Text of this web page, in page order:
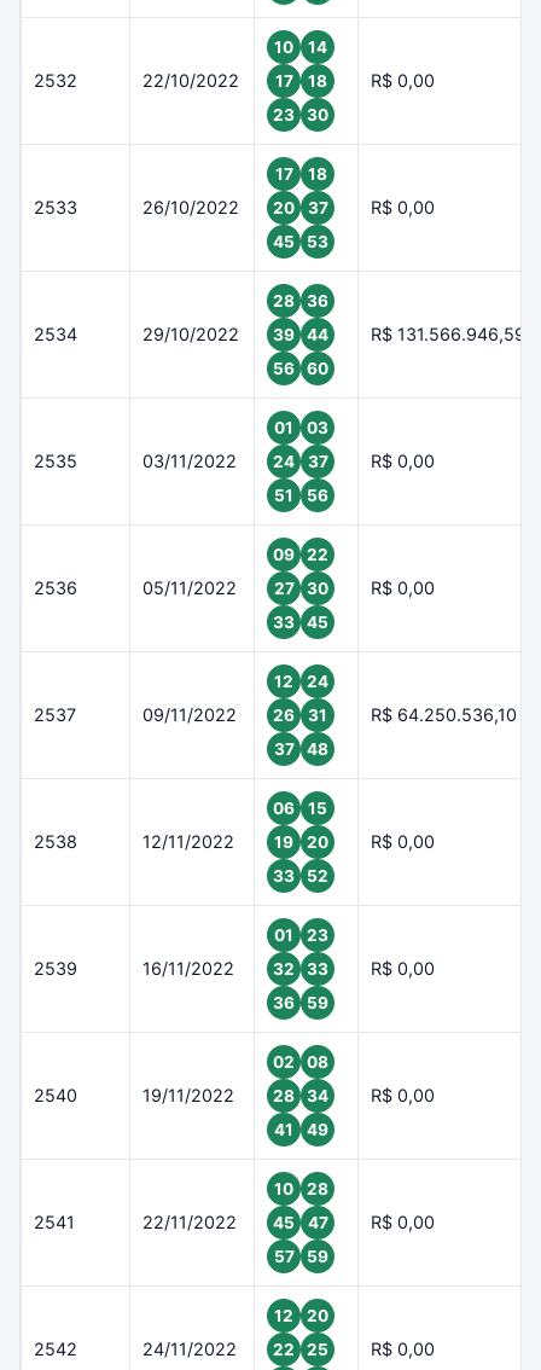
2532 22/10/2022
10
14
17
18
23
30
R$ 0,00
2533 26/10/2022
17
18
20
37
45
53
R$ 0,00
2534 29/10/2022
28
36
39
44
56
60
R$ 131.566.946,59
2535 03/11/2022
01
03
24
37
51
56
R$ 0,00
2536 05/11/2022
09
22
27
30
33
45
R$ 0,00
2537 09/11/2022
12
24
26
31
37
48
R$ 64.250.536,10
2538 12/11/2022
06
15
19
20
33
52
R$ 0,00
2539 16/11/2022
01
23
32
33
36
59
R$ 0,00
2540 19/11/2022
02
08
28
34
41
49
R$ 0,00
2541 22/11/2022
10
28
45
47
57
59
R$ 0,00
2542 24/11/2022
12
20
22
25
R$ 0,00